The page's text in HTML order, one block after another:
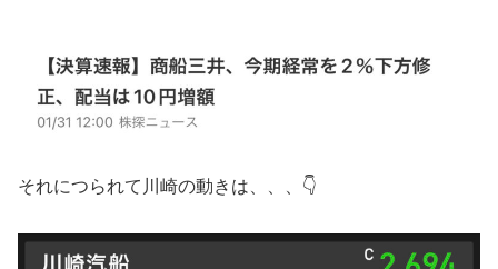
それにつられて川崎の動きは、、、👇